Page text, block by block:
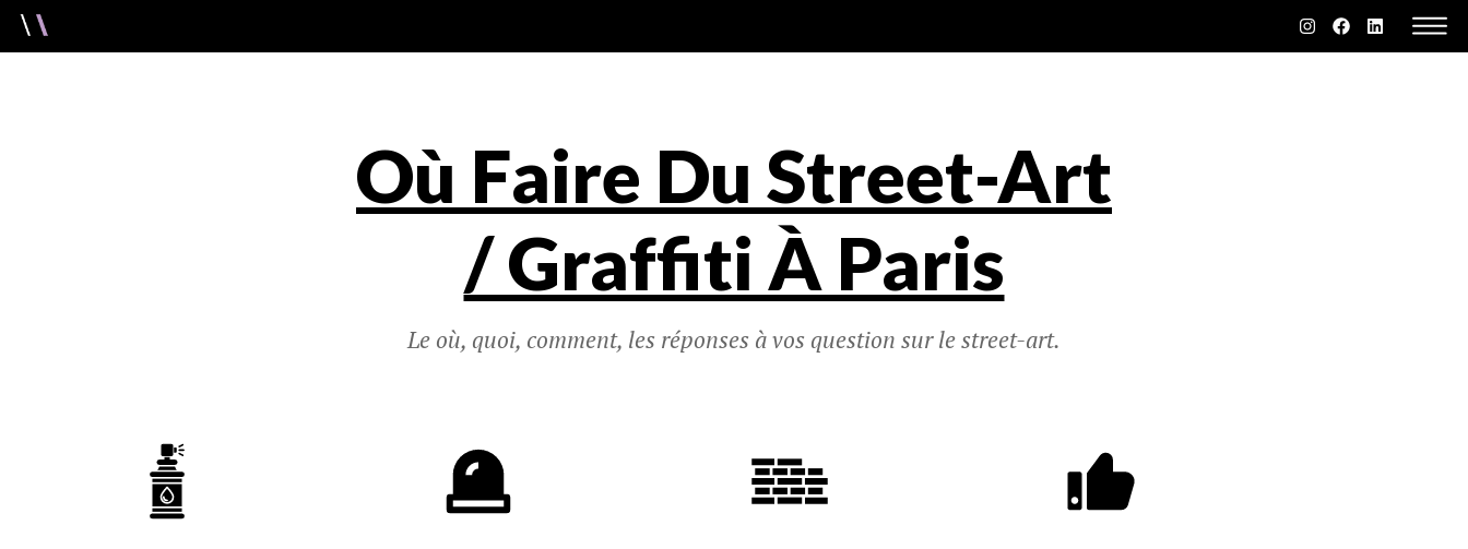
Où Faire Du Street-Art
/ Graffiti À Paris
Le où, quoi, comment, les réponses à vos question sur le street-art.